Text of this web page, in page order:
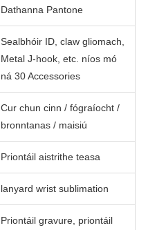
Dathanna Pantone
Sealbhóir ID, claw gliomach,
Metal J-hook, etc. níos mó
ná 30 Accessories
Cur chun cinn / fógraíocht /
bronntanas / maisiú
Priontáil aistrithe teasa
lanyard wrist sublimation
Priontáil gravure, priontáil